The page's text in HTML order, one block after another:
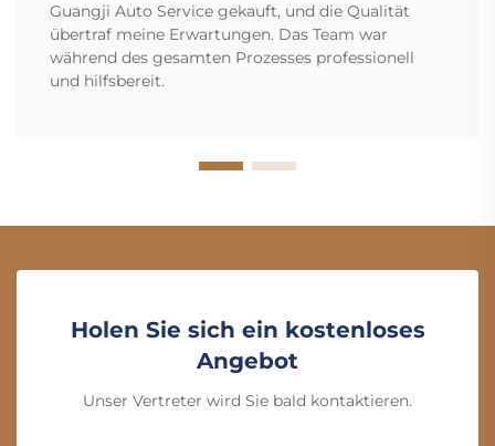
Guangji Auto Service gekauft, und die Qualität
übertraf meine Erwartungen. Das Team war
während des gesamten Prozesses professionell
und hilfsbereit.
Holen Sie sich ein kostenloses
Angebot
Unser Vertreter wird Sie bald kontaktieren.